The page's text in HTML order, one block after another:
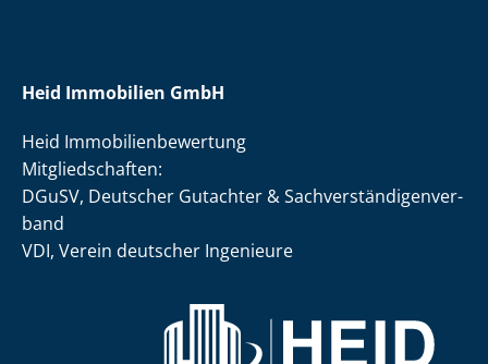
Heid Immobilien GmbH
Heid Im­mo­bi­li­en­be­wer­tung
Mit­glied­schaf­ten:
DGuSV, Deutscher Gutachter & Sach­ver­stän­di­gen­ver­
band
VDI, Verein deutscher Ingenieure